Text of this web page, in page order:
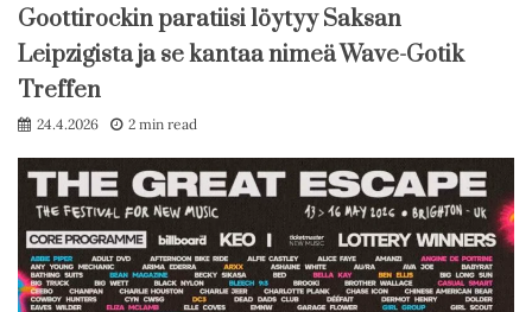
Goottirockin paratiisi löytyy Saksan
Leipzigista ja se kantaa nimeä Wave-Gotik
Treffen
24.4.2026 2 min read